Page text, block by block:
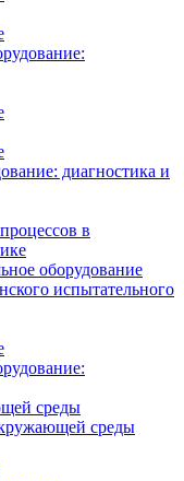
диагностика и
в
оборудование
испытательного
среды
среды